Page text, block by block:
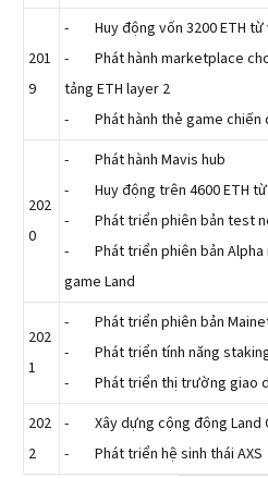
201
9
- Huy động vốn 3200 ETH từ
- Phát hành marketplace
tảng ETH layer 2
- Phát hành thẻ game chiến
202
0
- Phát hành Mavis hub
- Huy động trên 4600 ETH từ
- Phát triển phiên bản test
- Phát triển phiên bản Alpha
game Land
202
1
- Phát triển phiên bản
- Phát triển tính năng staking
- Phát triển thị trường giao
202
2
- Xây dựng cộng động Land
- Phát triển hệ sinh thái AXS